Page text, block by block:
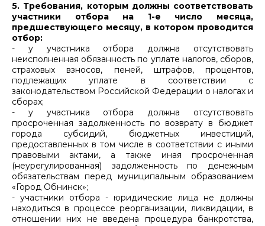
5. Требования, которым должны соответствовать
участники отбора на 1-е число месяца,
предшествующего месяцу, в котором проводится
отбор:
- у участника отбора должна отсутствовать
неисполненная обязанность по уплате налогов, сборов,
страховых взносов, пеней, штрафов, процентов,
подлежащих уплате в соответствии с
законодательством Российской Федерации о налогах и
сборах;
- у участника отбора должна отсутствовать
просроченная задолженность по возврату в бюджет
города субсидий, бюджетных инвестиций,
предоставленных в том числе в соответствии с иными
правовыми актами, а также иная просроченная
(неурегулированная) задолженность по денежным
обязательствам перед муниципальным образованием
«Город Обнинск»;
- участники отбора - юридические лица не должны
находиться в процессе реорганизации, ликвидации, в
отношении них не введена процедура банкротства,